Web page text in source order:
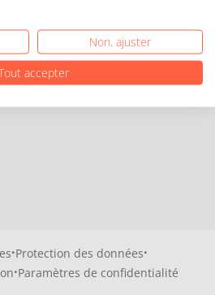
·Protection des données·
·Paramètres de confidentialité
Non, ajuster
accepter